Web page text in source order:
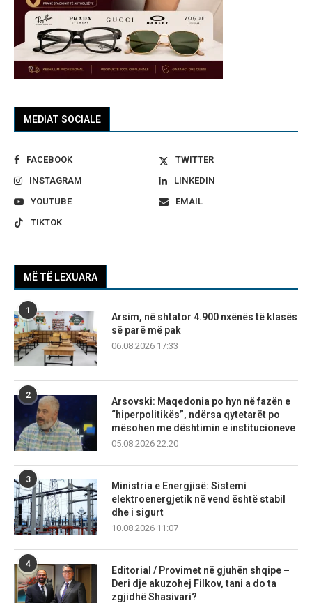
MEDIAT SOCIALE
FACEBOOK
TWITTER
INSTAGRAM
LINKEDIN
YOUTUBE
EMAIL
TIKTOK
MË TË LEXUARA
1
Arsim, në shtator 4.900 nxënës të klasës
së parë më pak
06.08.2026 17:33
2
Arsovski: Maqedonia po hyn në fazën e
“hiperpolitikës”, ndërsa qytetarët po
mësohen me dështimin e institucioneve
05.08.2026 22:20
3
Ministria e Energjisë: Sistemi
elektroenergjetik në vend është stabil
dhe i sigurt
10.08.2026 11:07
4
Editorial / Provimet në gjuhën shqipe –
Deri dje akuzohej Filkov, tani a do ta
zgjidhë Shasivari?